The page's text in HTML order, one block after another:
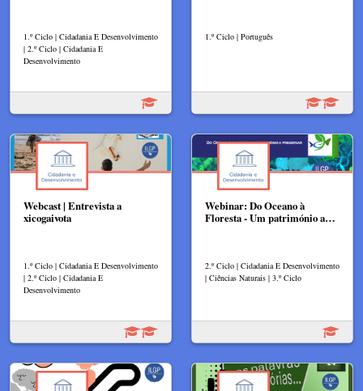
1.º Ciclo | Cidadania E Desenvolvimento
| 2.º Ciclo | Cidadania E
Desenvolvimento
1.º Ciclo | Português
Webcast | Entrevista a
xicogaivota
1.º Ciclo | Cidadania E Desenvolvimento
| 2.º Ciclo | Cidadania E
Desenvolvimento
Webinar: Do Oceano à
Floresta - Um património a…
2.º Ciclo | Cidadania E Desenvolvimento
| Ciências Naturais | 3.º Ciclo